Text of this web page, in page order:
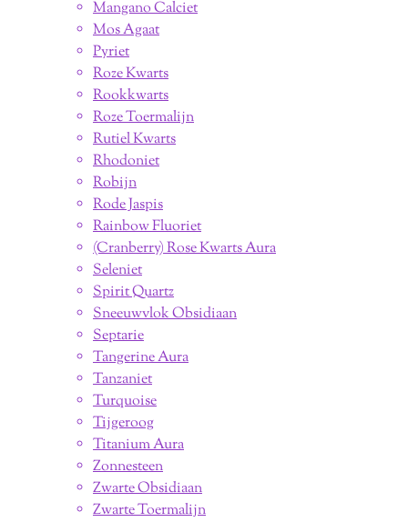
Mangano Calciet
Mos Agaat
Pyriet
Roze Kwarts
Rookkwarts
Roze Toermalijn
Rutiel Kwarts
Rhodoniet
Robijn
Rode Jaspis
Rainbow Fluoriet
(Cranberry) Rose Kwarts Aura
Seleniet
Spirit Quartz
Sneeuwvlok Obsidiaan
Septarie
Tangerine Aura
Tanzaniet
Turquoise
Tijgeroog
Titanium Aura
Zonnesteen
Zwarte Obsidiaan
Zwarte Toermalijn